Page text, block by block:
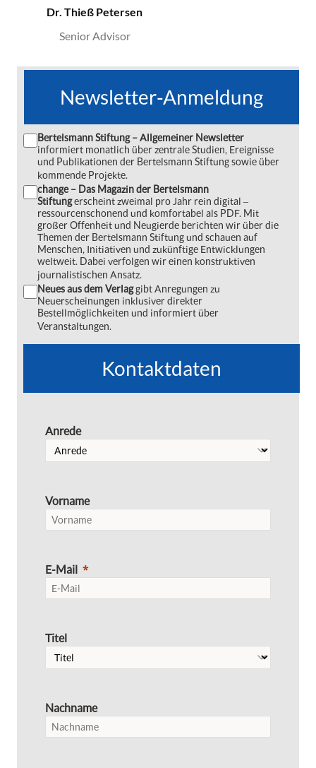
Dr. Thieß Petersen
Senior Advisor
Newsletter-Anmeldung
Bertelsmann Stiftung – Allgemeiner Newsletter
informiert monatlich über zentrale Studien, Ereignisse
und Publikationen der Bertelsmann Stiftung sowie über
kommende Projekte.
change – Das Magazin der Bertelsmann
Stiftungerscheint zweimal pro Jahr rein digital ‒
ressourcenschonend und komfortabel als PDF. Mit
großer Offenheit und Neugierde berichten wir über die
Themen der Bertelsmann Stiftung und schauen auf
Menschen, Initiativen und zukünftige Entwicklungen
weltweit. Dabei verfolgen wir einen konstruktiven
journalistischen Ansatz.
Neues aus dem Verlaggibt Anregungen zu
Neuerscheinungen inklusiver direkter
Bestellmöglichkeiten und informiert über
Veranstaltungen.
Kontaktdaten
Anrede
Vorname
E-Mail
Titel
Nachname